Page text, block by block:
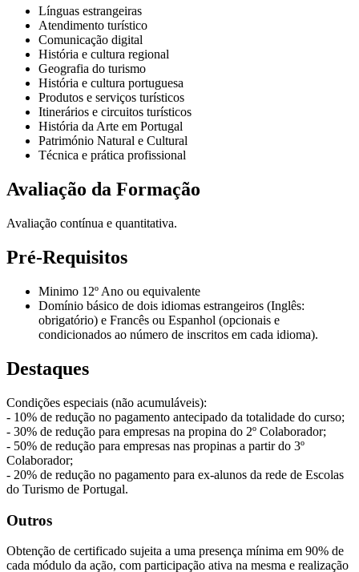
Línguas estrangeiras
Atendimento turístico
Comunicação digital
História e cultura regional
Geografia do turismo
História e cultura portuguesa
Produtos e serviços turísticos
Itinerários e circuitos turísticos
História da Arte em Portugal
Património Natural e Cultural
Técnica e prática profissional
Avaliação da Formação
Avaliação contínua e quantitativa.
Pré-Requisitos
Minimo 12º Ano ou equivalente
Domínio básico de dois idiomas estrangeiros (Inglês:
obrigatório) e Francês ou Espanhol (opcionais e
condicionados ao número de inscritos em cada idioma).
Destaques
Condições especiais (não acumuláveis):
- 10% de redução no pagamento antecipado da totalidade do curso;
- 30% de redução para empresas na propina do 2º Colaborador;
- 50% de redução para empresas nas propinas a partir do 3º
Colaborador;
- 20% de redução no pagamento para ex-alunos da rede de Escolas
do Turismo de Portugal.
Outros
Obtenção de certificado sujeita a uma presença mínima em 90% de
cada módulo da ação, com participação ativa na mesma e realização